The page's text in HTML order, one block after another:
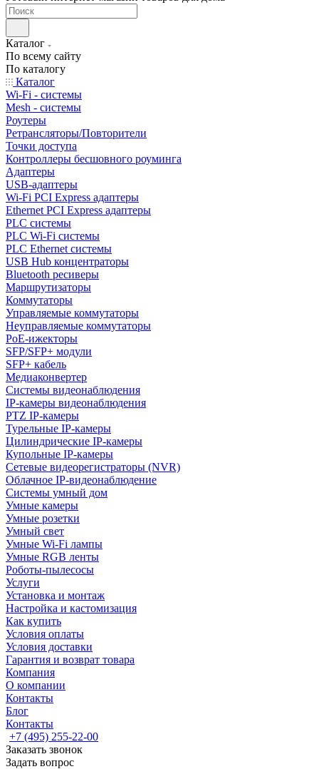
Каталог
По всему сайту
По каталогу
Каталог
Wi-Fi - системы
Mesh - системы
Роутеры
Ретрансляторы/Повторители
Точки доступа
Контроллеры бесшовного роуминга
Адаптеры
USB-адаптеры
Wi-Fi PCI Express адаптеры
Ethernet PCI Express адаптеры
PLC системы
PLC Wi-Fi системы
PLC Ethernet системы
USB Hub концентраторы
Bluetooth ресиверы
Маршрутизаторы
Коммутаторы
Управляемые коммутаторы
Неуправляемые коммутаторы
PoE-ижекторы
SFP/SFP+ модули
SFP+ кабель
Медиаконвертер
Системы видеонаблюдения
IP-камеры видеонаблюдения
PTZ IP-камеры
Турельные IP-камеры
Цилиндрические IP-камеры
Купольные IP-камеры
Сетевые видеорегистраторы (NVR)
Облачное IP-видеонаблюдение
Системы умный дом
Умные камеры
Умные розетки
Умный свет
Умные Wi-Fi лампы
Умные RGB ленты
Роботы-пылесосы
Услуги
Установка и монтаж
Настройка и кастомизация
Как купить
Условия оплаты
Условия доставки
Гарантия и возврат товара
Компания
О компании
Контакты
Блог
Контакты
+7 (495) 255-22-00
Заказать звонок
Задать вопрос